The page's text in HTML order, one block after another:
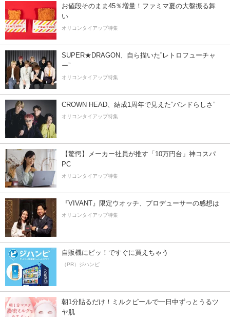
お値段そのまま45％増量！ファミマ夏の大盤振る舞
い
オリコンタイアップ特集
SUPER★DRAGON、自ら描いた”レトロフューチャ
ー”
オリコンタイアップ特集
CROWN HEAD、結成1周年で見えた”バンドらしさ”
オリコンタイアップ特集
【驚愕】メーカー社員が推す「10万円台」神コスパ
PC
オリコンタイアップ特集
『VIVANT』限定ウオッチ、プロデューサーの感想は
オリコンタイアップ特集
自販機にピッ！ですぐに買えちゃう
（PR）ジハンピ
朝1分貼るだけ！ミルクピールで一日中ずっとうるツ
ヤ肌